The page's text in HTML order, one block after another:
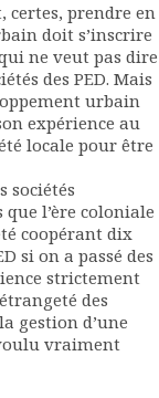
certes, prendre en
doit s’inscrire
ne veut pas dire
des PED. Mais
urbain
expérience au
locale pour être
sociétés
l’ère coloniale
coopérant dix
si on a passé des
strictement
des
gestion d’une
vraiment